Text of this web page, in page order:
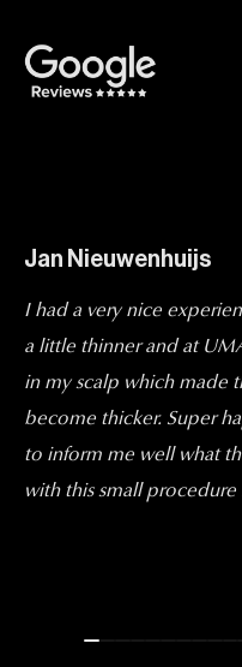
Jan Nieuwenhuijs
I had a very nice
a little thinner and at
in my scalp which made
become thicker. Super
to inform me well what
with this small procedure